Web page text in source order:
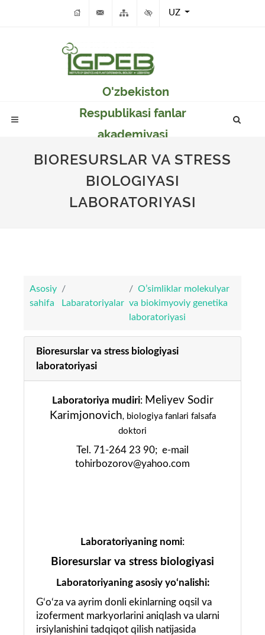
UZ
O'zbekiston
Respublikasi fanlar
akademiyasi
Genetika va o'simlikar
eksperimental
biologiyasi instituti
BIORESURSLAR VA STRESS
BIOLOGIYASI
LABORATORIYASI
Asosiy
sahifa
Labaratoriyalar
O’simliklar molekulyar
va biokimyoviy genetika
laboratoriyasi
Bioresurslar va stress biologiyasi
laboratoriyasi
Laboratoriya mudiri: Meliyev Sodir
Karimjonovich, biologiya fanlari falsafa
doktori
Tel. 71-264 23 90; e-mail
tohirbozorov@yahoo.com
Laboratoriyaning nomi:
Bioresurslar va stress biologiyasi
Laboratoriyaning asosiy yo‘nalishi:
G‘o‘za va ayrim donli ekinlarning oqsil va
izoferment markyorlarini aniqlash va ularni
irsiylanishini tadqiqot qilish natijasida